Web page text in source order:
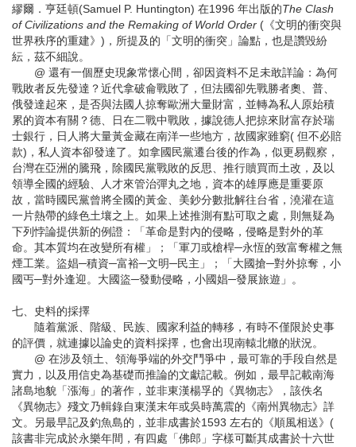
繆爾．亨廷頓(Samuel P. Huntington) 在1996 年出版的The Clash
of Civilizations and the Remaking of World Order (《文明的衝突與
世界秩序的重建》)，所提及的「文明的衝突」論點，也是讚毀紛
紜，茲不細說。
@ 還有一個歷史現象常懷心間，卻因資料不足未敢詳論：為何
戰敗者反先發達？近代拿破侖戰敗了，但法國卻先戰勝者奧、普、
俄發達起來，是否與法國人掠奪歐洲大量財富，並轉為私人原始積
累的資本有關？德、日在二戰中戰敗，據說德人把掠來財富存於瑞
士銀行，日人將大量黃金藏在南洋一些地方，故國家雖窮( 但不必賠
款)，私人資本卻發達了。如拿國民黨遷台後的作為，似更易觀察，
台灣在亞洲的騰飛，除國民黨戰敗的反思、推行贖買而土改，及以
領導全國的經驗、人才來管治彈丸之地，資本的雄厚應是重要原
故，當時國民黨曾將全國的黃金、美鈔分數批解往台省，澆灌在這
一片熱帶的綠色土壤之上。如果上述推測有點可取之處，則無疑為
下列悖論提供新的例證：「革命是對內的侵略，侵略是對外的革
命。其本質均在改變所有權」；「軍刀或槍桿─永恆的致富奪權之無
煙工業。盜娼─積資─富裕─文明─民主」；「大國搶─對外掠奪，小
國丐─對外逢迎。大國盜─發動侵略，小國娼─發展旅遊」。
七、史料的採擇
隨着黨派、階級、民族、國家利益的轉移，有時不僅限於史事
的評價，就連據以論史的資料採擇，也會出現南轅北轍的狀況。
@ 在涉及領土、領海爭端的外交鬥爭中，最可靠的手段自然是
實力，以及用信史為基礎而推論的文獻記載。例如，最早記載南海
諸島地貌「漲海」的著作，並非東漢楊孚的《異物志》，該佚名
《異物志》殘文乃輯錄自東漢末年或吳時萬震的《南州異物志》詳
文。另最早記及釣魚島的，並非成書於1593 左右的《順風相送》(
該書非完成於永樂年間，有四處「佛郎」字樣可斷其成書於十六世